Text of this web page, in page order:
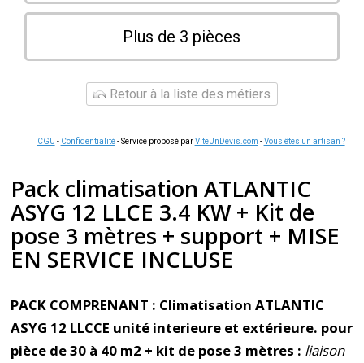
Plus de 3 pièces
Retour à la liste des métiers
CGU - Confidentialité- Service proposé parViteUnDevis.com -Vous êtes un artisan ?
Pack climatisation ATLANTIC
ASYG 12 LLCE 3.4 KW + Kit de
pose 3 mètres + support + MISE
EN SERVICE INCLUSE
PACK COMPRENANT : Climatisation ATLANTIC
ASYG 12 LLCCE unité interieure et extérieure. pour
pièce de 30 à 40 m2 + kit de pose 3 mètres : liaison